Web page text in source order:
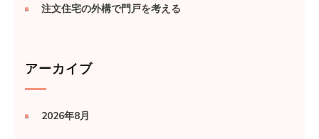
注文住宅の外構で門戸を考える
アーカイブ
2026年8月